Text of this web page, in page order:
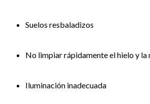
Suelos resbaladizos
No limpiar rápidamente el hielo y la
Iluminación inadecuada